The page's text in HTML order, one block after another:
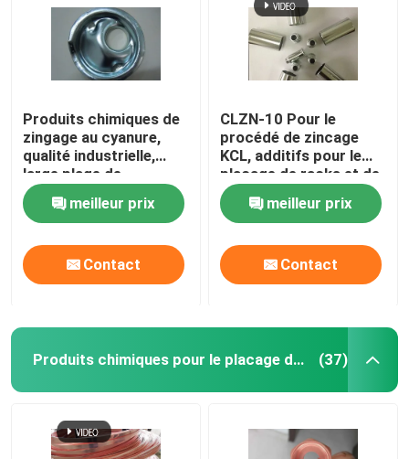
Produits chimiques de revêtement
Produits chimiques pour revêtement électronique
Produits chimiques fines
Produits chimiques de placage d’alliage
Nouveaux produits chimiques énergétiques
Produits chimiques de
zingage au cyanure,
qualité industrielle,
large plage de
fonctionnement ; Large
plage de
fonctionnement ; JZ-2
meilleur prix
Contact
CLZN-10 Pour le
procédé de zincage
KCL, additifs pour le
placage de racks et de
fûts
meilleur prix
Contact
Produits chimiques pour le placage du cuivre (37)